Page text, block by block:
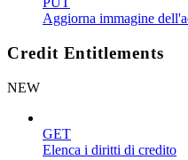
Aggiorna immagine
Credit Entitlements
NEW
GET
Elenca i diritti di credito